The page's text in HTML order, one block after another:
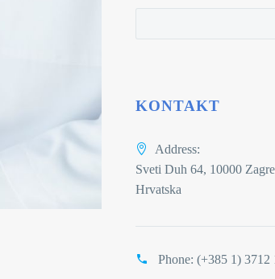
KONTAKT
Address:
Sveti Duh 64, 10000
Hrvatska
Phone: (+385 1) 3712